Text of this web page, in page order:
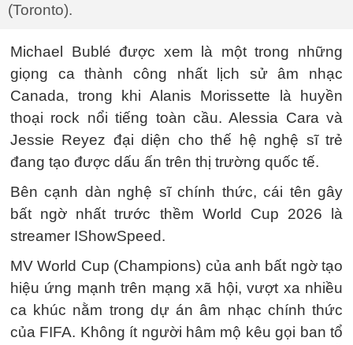
(Toronto).
Michael Bublé được xem là một trong những
giọng ca thành công nhất lịch sử âm nhạc
Canada, trong khi Alanis Morissette là huyền
thoại rock nổi tiếng toàn cầu. Alessia Cara và
Jessie Reyez đại diện cho thế hệ nghệ sĩ trẻ
đang tạo được dấu ấn trên thị trường quốc tế.
Bên cạnh dàn nghệ sĩ chính thức, cái tên gây
bất ngờ nhất trước thềm World Cup 2026 là
streamer IShowSpeed.
MV World Cup (Champions) của anh bất ngờ tạo
hiệu ứng mạnh trên mạng xã hội, vượt xa nhiều
ca khúc nằm trong dự án âm nhạc chính thức
của FIFA. Không ít người hâm mộ kêu gọi ban tổ